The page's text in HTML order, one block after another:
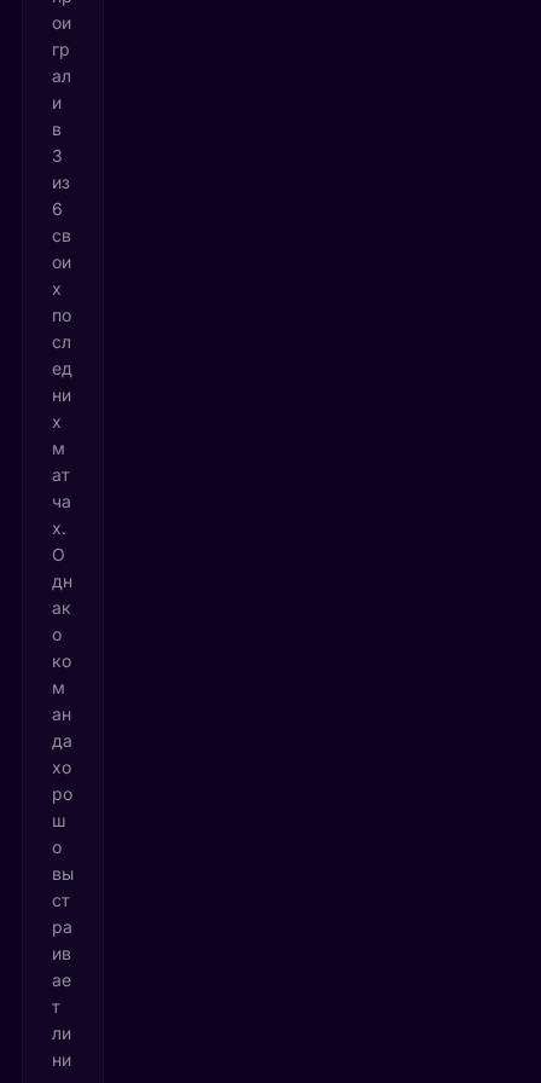
ои
гр
ал
и
в
3
из
6
св
ои
х
по
сл
ед
ни
х
м
ат
ча
х.
О
дн
ак
о
ко
м
ан
да
хо
ро
ш
о
вы
ст
ра
ив
ае
т
ли
ни